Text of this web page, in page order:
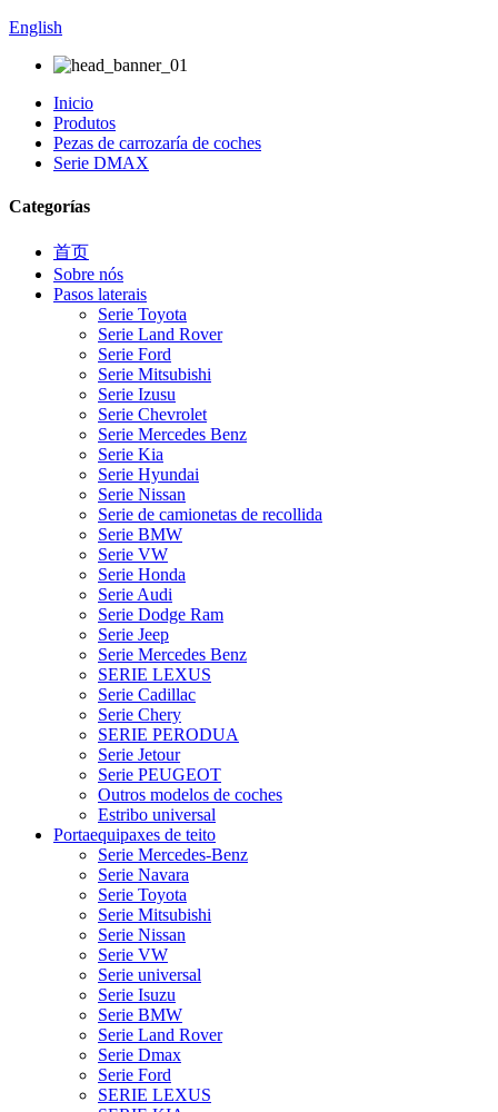
English
Inicio
Produtos
Pezas de carrozaría de coches
Serie DMAX
Categorías
首页
Sobre nós
Pasos laterais
Serie Toyota
Serie Land Rover
Serie Ford
Serie Mitsubishi
Serie Izusu
Serie Chevrolet
Serie Mercedes Benz
Serie Kia
Serie Hyundai
Serie Nissan
Serie de camionetas de recollida
Serie BMW
Serie VW
Serie Honda
Serie Audi
Serie Dodge Ram
Serie Jeep
Serie Mercedes Benz
SERIE LEXUS
Serie Cadillac
Serie Chery
SERIE PERODUA
Serie Jetour
Serie PEUGEOT
Outros modelos de coches
Estribo universal
Portaequipaxes de teito
Serie Mercedes-Benz
Serie Navara
Serie Toyota
Serie Mitsubishi
Serie Nissan
Serie VW
Serie universal
Serie Isuzu
Serie BMW
Serie Land Rover
Serie Dmax
Serie Ford
SERIE LEXUS